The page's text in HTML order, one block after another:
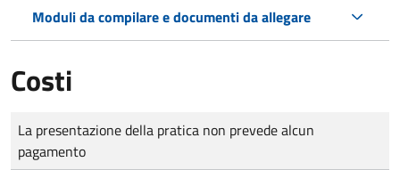
Moduli da compilare e documenti da allegare
Costi
Tipo di pagamento
Importo
La presentazione della pratica non prevede alcun
pagamento